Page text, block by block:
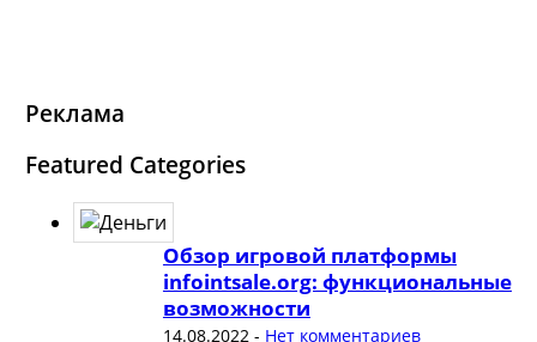
Реклама
Featured Categories
Обзор игровой платформы
infointsale.org: функциональные
возможности
14.08.2022- Нет комментариев